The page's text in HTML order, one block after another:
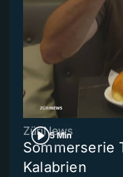
5 Min
ZüriNews
Sommerserie
Kalabrien